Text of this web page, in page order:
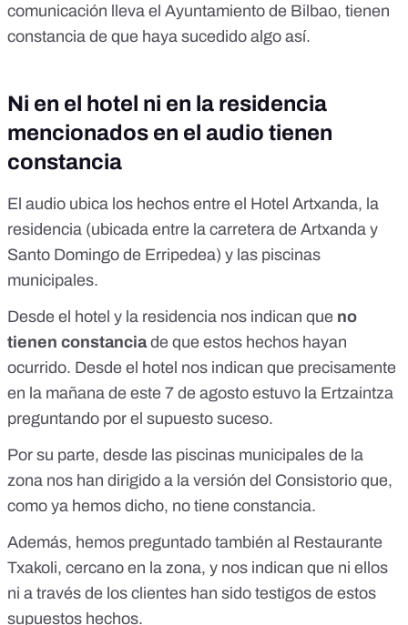
comunicación lleva el Ayuntamiento de Bilbao, tienen
constancia de que haya sucedido algo así.
Ni en el hotel ni en la residencia
mencionados en el audio tienen
constancia
El audio ubica los hechos entre el Hotel Artxanda, la
residencia (ubicada entre la carretera de Artxanda y
Santo Domingo de Erripedea) y las piscinas
municipales.
Desde el hotel y la residencia nos indican que no
tienen constanciade que estos hechos hayan
ocurrido. Desde el hotel nos indican que precisamente
en la mañana de este 7 de agosto estuvo la Ertzaintza
preguntando por el supuesto suceso.
Por su parte, desde las piscinas municipales de la
zona nos han dirigido a la versión del Consistorio que,
como ya hemos dicho, no tiene constancia.
Además, hemos preguntado también al Restaurante
Txakoli, cercano en la zona, y nos indican que ni ellos
ni a través de los clientes han sido testigos de estos
supuestos hechos.